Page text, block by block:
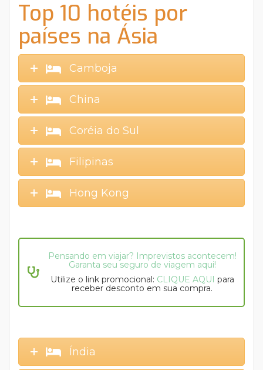
Top 10 hotéis por
países na Ásia
Camboja
China
Coréia do Sul
Filipinas
Hong Kong
Pensando em viajar? Imprevistos acontecem!
Garanta seu seguro de viagem aqui!
Utilize o link promocional: CLIQUE AQUI para
receber desconto em sua compra.
Índia